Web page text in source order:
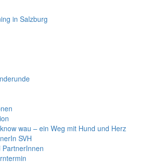
in Salzburg
wau – ein Weg mit Hund und Herz
SVH
PartnerInnen